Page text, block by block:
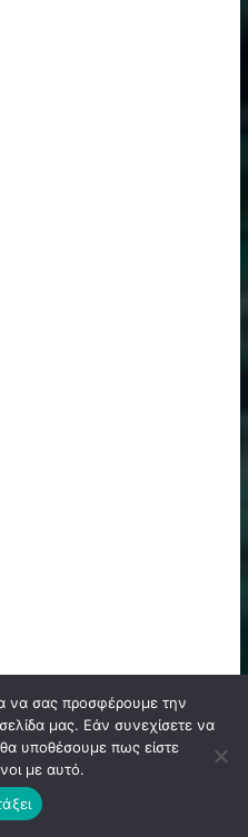
να σας προσφέρουμε την
μας. Εάν συνεχίσετε να
θα υποθέσουμε πως είστε
με αυτό.